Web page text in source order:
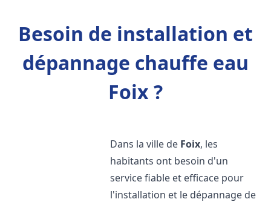
Besoin de installation et
dépannage chauffe eau
Foix ?
Dans la ville de Foix, les
habitants ont besoin d'un
service fiable et efficace pour
l'installation et le dépannage de